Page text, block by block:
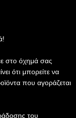
στο όχημά σας
ότι μπορείτε να
που αγοράζεται
του